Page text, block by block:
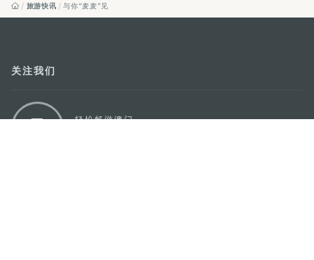
旅游快讯 与你“麦麦”见
关注我们
轻松畅游澳门